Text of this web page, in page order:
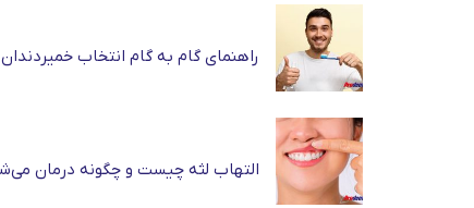
راهنمای گام به گام انتخاب
التهاب لثه چیست و چگونه درمان